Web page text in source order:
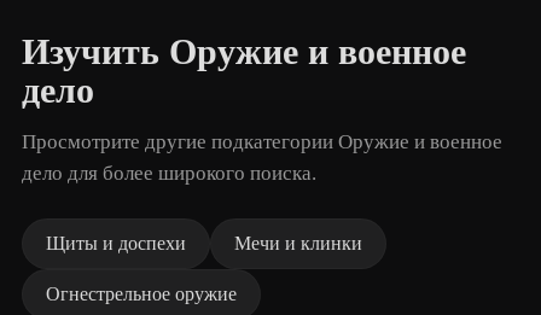
Изучить Оружие и военное
дело
Просмотрите другие подкатегории Оружие и военное
дело для более широкого поиска.
Щиты и доспехи Мечи и клинки
Огнестрельное оружие